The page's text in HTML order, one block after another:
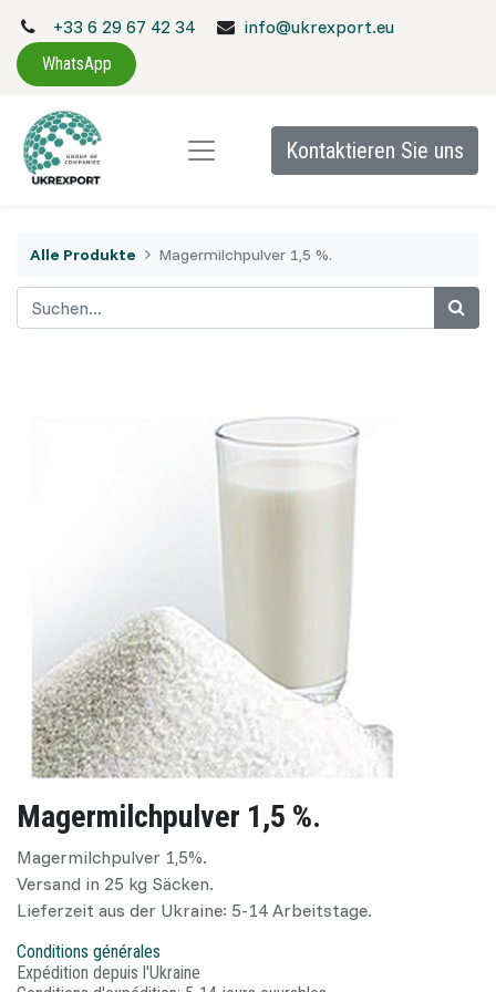
+33 6 29 67 42 34 info@ukrexport.eu
WhatsApp
Kontaktieren Sie uns
Alle Produkte Magermilchpulver 1,5 %.
Magermilchpulver 1,5 %.
Magermilchpulver 1,5%.
Versand in 25 kg Säcken.
Lieferzeit aus der Ukraine: 5-14 Arbeitstage.
Conditions générales
Expédition depuis l'Ukraine